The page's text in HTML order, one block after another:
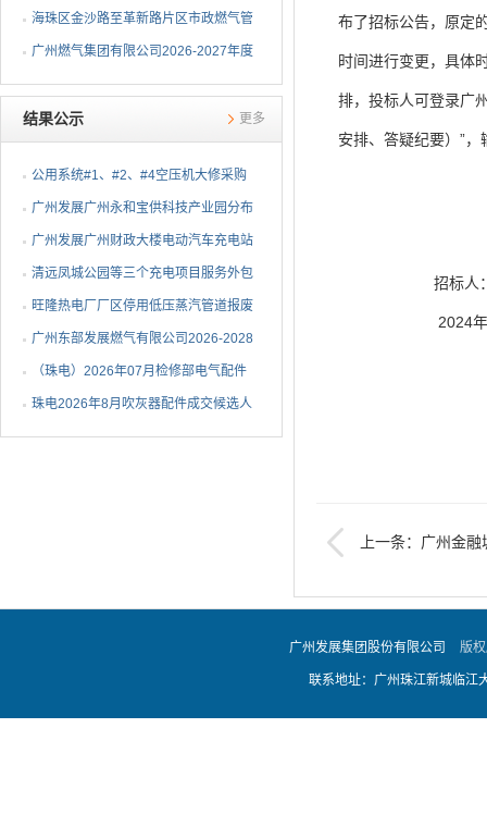
布了招标公告，原定
时间进行变更，具体
排，投标人可登录广
安排、答疑纪要）”
招标人：广州
2024年11
上一条：广州金
EPC总承包招标公告
海珠区金沙路至革新路片区市政燃气管
网更新工程招标公告
广州燃气集团有限公司2026-2027年度
燃气用埋地聚乙烯（PE1...
结果公示 更多
公用系统#1、#2、#4空压机大修采购
结果公告
⼴州发展⼴州永和宝供科技产业园分布
式光伏项⽬可⾏性研究...
广州发展广州财政大楼电动汽车充电站
项目采购结果公告
清远凤城公园等三个充电项目服务外包
项目采购结果公告
旺隆热电厂厂区停用低压蒸汽管道报废
拆除及废旧物资处置项...
广州东部发展燃气有限公司2026-2028
年非开挖燃气管道精确...
（珠电）2026年07月检修部电气配件
1批成交候选人公示
珠电2026年8月吹灰器配件成交候选人
公示
广州发展集团股份有限公司 版
联系地址：广州珠江新城临江